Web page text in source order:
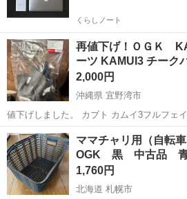
くらしノート
再値下げ！ＯＧＫ
ーツ KAMUI3 チーク
2,000円
沖縄県 宜野湾市
値下げしました。 カブト カムイ3フルフェイスに付いてました。新品
に近いです。新品購入後、20ｍｍに変えま
て保管してました。 予備にいかがですか？
沖縄 宜野湾市 その他 ヘルメット
ママチャリ用（自転
OGK 黒 中古品 青
1,760円
北海道 札幌市